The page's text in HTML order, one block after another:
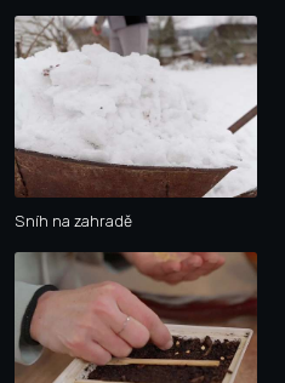
Sníh na zahradě